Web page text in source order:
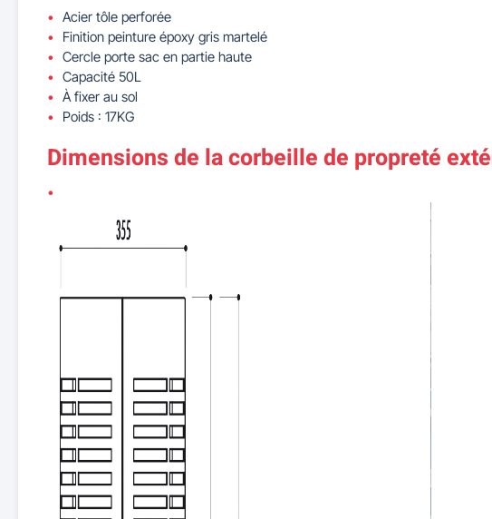
Acier tôle perforée
Finition peinture époxy gris martelé
Cercle porte sac en partie haute
Capacité 50L
À fixer au sol
Poids : 17KG
Dimensions de la corbeille de propreté